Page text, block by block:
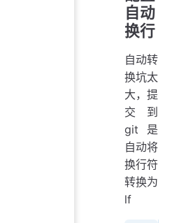
自动
换行
自动转
换坑太
大，提
交到
git是
自动将
换行符
转换为
lf